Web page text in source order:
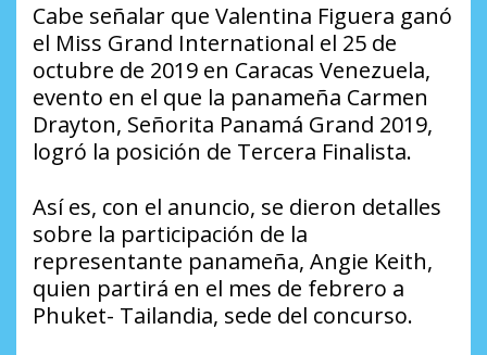
Cabe señalar que Valentina Figuera ganó
el Miss Grand International el 25 de
octubre de 2019 en Caracas Venezuela,
evento en el que la panameña Carmen
Drayton, Señorita Panamá Grand 2019,
logró la posición de Tercera Finalista.
Así es, con el anuncio, se dieron detalles
sobre la participación de la
representante panameña, Angie Keith,
quien partirá en el mes de febrero a
Phuket- Tailandia, sede del concurso.